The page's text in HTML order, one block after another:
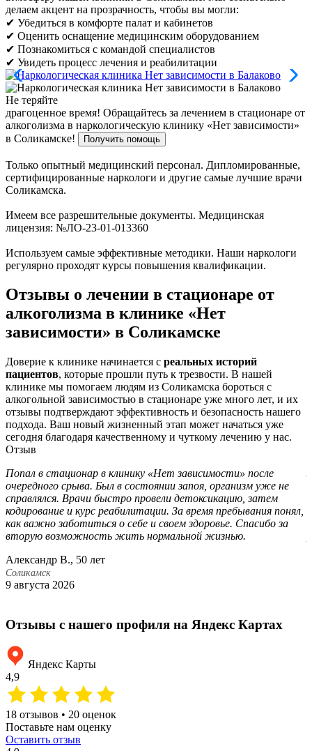
делаем акцент на прозрачность, чтобы вы могли:
✔ Убедиться в комфорте палат и кабинетов
✔ Оценить оснащение медицинским оборудованием
✔ Познакомиться с командой специалистов
✔ Увидеть процесс лечения и реабилитации
Не теряйте
драгоценное время! Обращайтесь за лечением в стационаре от
алкоголизма в наркологическую клинику «Нет зависимости»
в Соликамске!
Получить помощь
Только опытный медицинский персонал. Дипломированные,
сертифицированные наркологи и другие самые лучшие врачи
Соликамска.
Имеем все разрешительные документы. Медицинская
лицензия: №ЛО-23-01-013360
Используем самые эффективные методики. Наши наркологи
регулярно проходят курсы повышения квалификации.
Отзывы о лечении в стационаре от
алкоголизма в клинике «Нет
зависимости» в Соликамске
Доверие к клинике начинается с реальных историй
пациентов, которые прошли путь к трезвости. В нашей
клинике мы помогаем людям из Соликамска бороться с
алкогольной зависимостью в стационаре уже много лет, и их
отзывы подтверждают эффективность и безопасность нашего
подхода. Ваш новый жизненный этап может начаться уже
сегодня благодаря качественному и чуткому лечению у нас.
Отзыв
Попал в стационар в клинику «Нет зависимости» после
очередного срыва. Был в состоянии запоя, организм уже не
справлялся. Врачи быстро провели детоксикацию, затем
кодирование и курс реабилитации. За время пребывания понял,
как важно заботиться о себе и своем здоровье. Спасибо за
вторую возможность жить нормальной жизнью.
Александр В., 50 лет
Соликамск
9 августа 2026
Отзывы с нашего профиля на Яндекс Картах
Яндекс Карты
4,9
18 отзывов • 20 оценок
Поставьте нам оценку
Оставить отзыв